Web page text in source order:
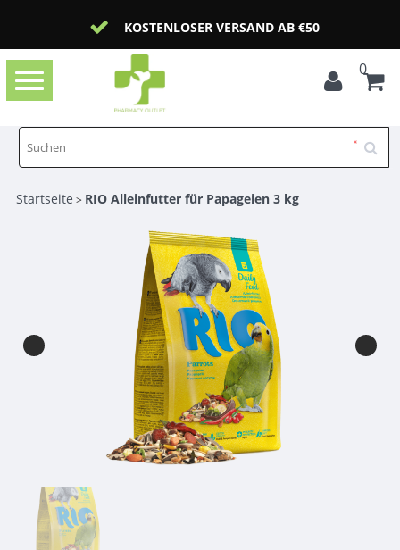
KOSTENLOSER VERSAND AB €50
Toggle
navigation
0
Startseite > RIO Alleinfutter für Papageien 3 kg